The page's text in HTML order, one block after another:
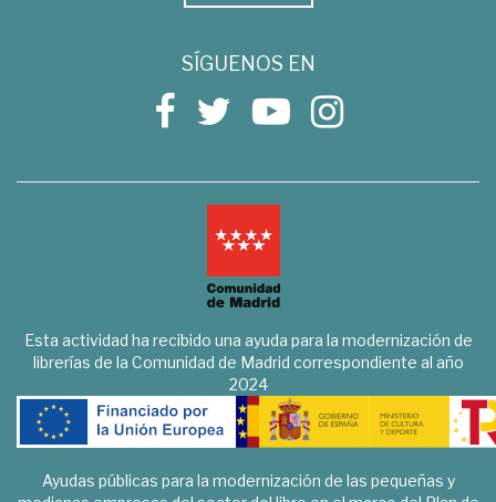
SÍGUENOS EN
Esta actividad ha recibido una ayuda para la modernización de
librerías de la Comunidad de Madrid correspondiente al año
2024
Ayudas públicas para la modernización de las pequeñas y